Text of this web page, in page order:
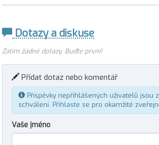
Dotazy a diskuse
Zatím žádné dotazy. Buďte první!
Přidat dotaz nebo komentář
Příspěvky nepřihlášených uživatelů jsou
schválení. Přihlaste se pro okamžité
Vaše jméno